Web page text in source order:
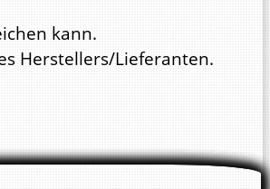
kann.
Herstellers/Lieferanten.